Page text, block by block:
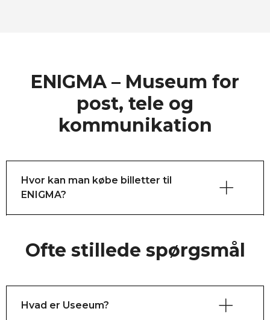
ENIGMA – Museum for
post, tele og
kommunikation
Hvor kan man købe billetter til
ENIGMA?
Ofte stillede spørgsmål
Hvad er Useeum?